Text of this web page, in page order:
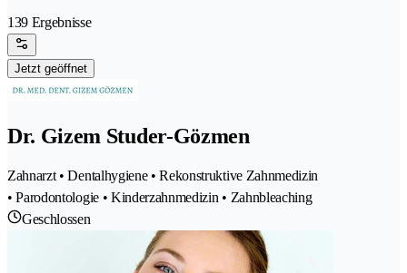
139 Ergebnisse
Jetzt geöffnet
Dr. Gizem Studer-Gözmen
Zahnarzt • Dentalhygiene • Rekonstruktive Zahnmedizin
• Parodontologie • Kinderzahnmedizin • Zahnbleaching
Geschlossen